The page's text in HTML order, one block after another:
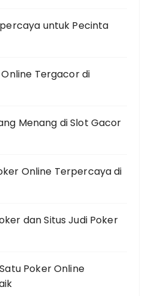
untuk Pecinta
Tergacor di
Menang di Slot Gacor
Online Terpercaya di
dan Situs Judi Poker
Poker Online